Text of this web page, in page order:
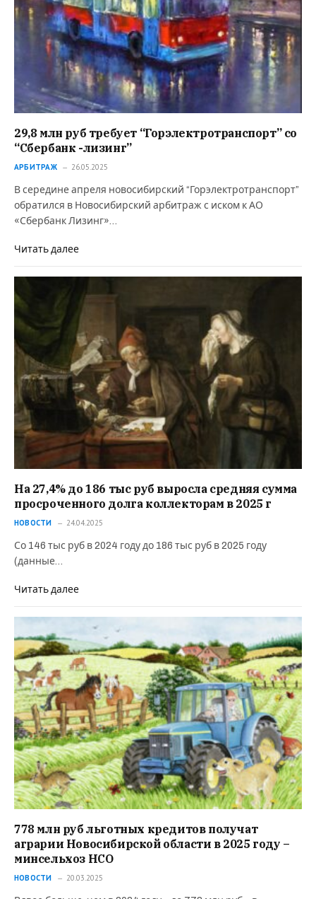
29,8 млн руб требует “Горэлектротранспорт” со
“Сбербанк -лизинг”
АРБИТРАЖ 26.05.2025
В середине апреля новосибирский “Горэлектротранспорт”
обратился в Новосибирский арбитраж с иском к АО
«Сбербанк Лизинг»…
Читать далее
На 27,4% до 186 тыс руб выросла средняя сумма
просроченного долга коллекторам в 2025 г
НОВОСТИ 24.04.2025
Со 146 тыс руб в 2024 году до 186 тыс руб в 2025 году
(данные…
Читать далее
778 млн руб льготных кредитов получат
аграрии Новосибирской области в 2025 году –
минсельхоз НСО
НОВОСТИ 20.03.2025